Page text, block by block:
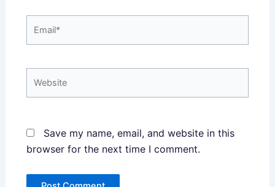
Save my name, email, and website in this
browser for the next time I comment.